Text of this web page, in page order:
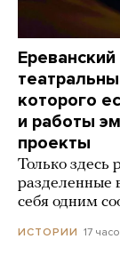
которого
и работы
проекты
Только здесь
разделенные
себя одним
ИСТОРИИ 17